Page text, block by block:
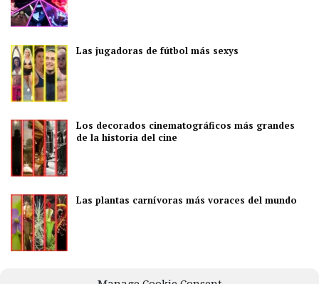
Las jugadoras de fútbol más sexys
Los decorados cinematográficos más grandes
de la historia del cine
Las plantas carnívoras más voraces del mundo